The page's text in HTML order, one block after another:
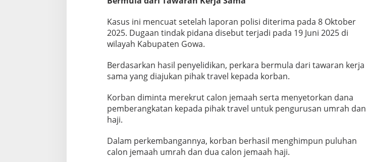
Kasus ini mencuat setelah laporan polisi diterima pada 8 Oktober
2025. Dugaan tindak pidana disebut terjadi pada 19 Juni 2025 di
wilayah Kabupaten Gowa.
Berdasarkan hasil penyelidikan, perkara bermula dari tawaran kerja
sama yang diajukan pihak travel kepada korban.
Korban diminta merekrut calon jemaah serta menyetorkan dana
pemberangkatan kepada pihak travel untuk pengurusan umrah dan
haji.
Dalam perkembangannya, korban berhasil menghimpun puluhan
calon jemaah umrah dan dua calon jemaah haji.